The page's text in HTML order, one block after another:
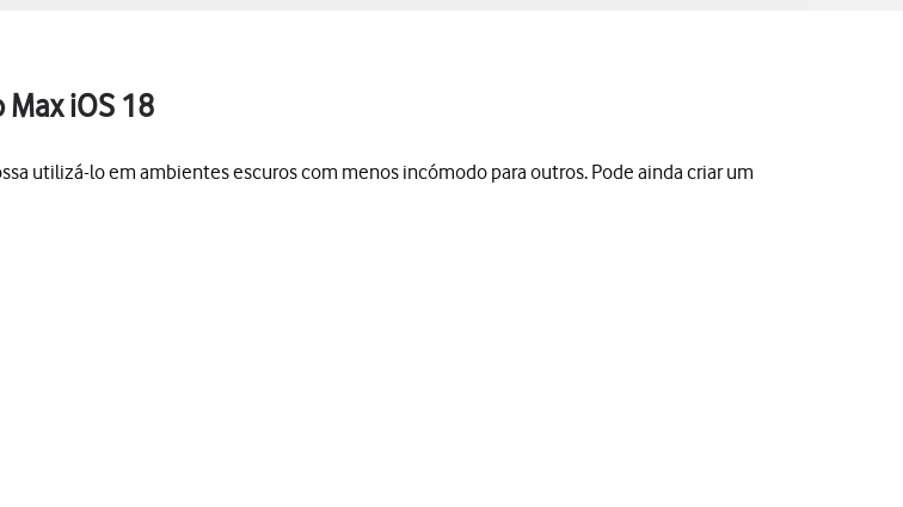
iOS 18
utilizá-lo em ambientes escuros com menos incómodo para outros. Pode ainda criar um